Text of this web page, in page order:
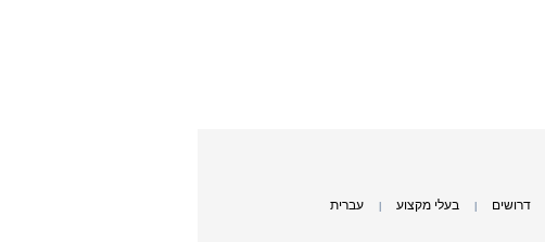
דרושים בעלי מקצוע עברית